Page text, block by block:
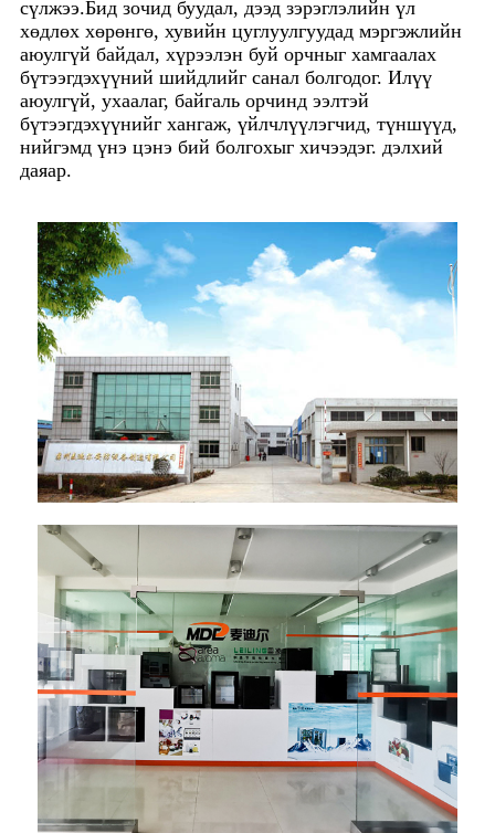
сүлжээ.Бид зочид буудал, дээд зэрэглэлийн үл
хөдлөх хөрөнгө, хувийн цуглуулгуудад мэргэжлийн
аюулгүй байдал, хүрээлэн буй орчныг хамгаалах
бүтээгдэхүүний шийдлийг санал болгодог. Илүү
аюулгүй, ухаалаг, байгаль орчинд ээлтэй
бүтээгдэхүүнийг хангаж, үйлчлүүлэгчид, түншүүд,
нийгэмд үнэ цэнэ бий болгохыг хичээдэг. дэлхий
даяар.